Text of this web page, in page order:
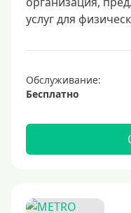
услуг для
Обслуживание:
Бесплатно